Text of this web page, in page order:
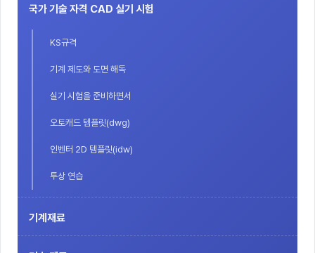
국가 기술 자격 CAD 실기 시험
KS규격
기계 제도와 도면 해독
실기 시험을 준비하면서
오토캐드 템플릿(dwg)
인벤터 2D 템플릿(idw)
투상 연습
기계재료